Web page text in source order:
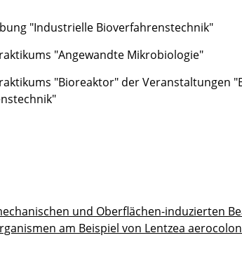
"Industrielle Bioverfahrenstechnik"
"Angewandte Mikrobiologie"
"Bioreaktor" der Veranstaltungen
und Oberflächen-induzierten
am Beispiel von Lentzea